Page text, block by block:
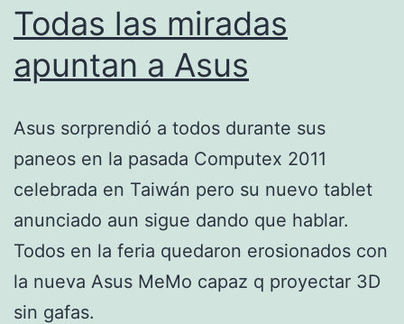
Todas las miradas
apuntan a Asus
Asus sorprendió a todos durante sus
paneos en la pasada Computex 2011
celebrada en Taiwán pero su nuevo tablet
anunciado aun sigue dando que hablar.
Todos en la feria quedaron erosionados con
la nueva Asus MeMo capaz q proyectar 3D
sin gafas.